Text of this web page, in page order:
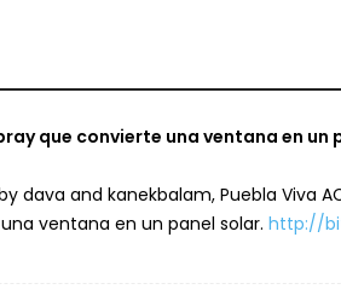
que convierte una ventana en un
dava and kanekbalam, Puebla Viva
ventana en un panel solar. http://